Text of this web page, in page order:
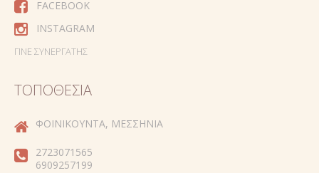
FACEBOOK
INSTAGRAM
ΓΊΝΕ ΣΥΝΕΡΓΆΤΗΣ
ΤΟΠΟΘΕΣΊΑ
ΦΟΙΝΙΚΟΎΝΤΑ, ΜΕΣΣΗΝΊΑ
2723071565
6909257199